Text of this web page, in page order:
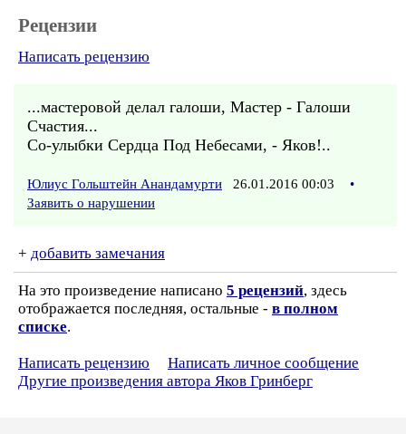
Рецензии
Написать рецензию
...мастеровой делал галоши, Мастер - Галоши
Счастия...
Со-улыбки Сердца Под Небесами, - Яков!..
Юлиус Гольштейн Анандамурти 26.01.2016 00:03
•
Заявить о нарушении
+ добавить замечания
На это произведение написано 5 рецензий, здесь
отображается последняя, остальные - в полном
списке.
Написать рецензию
Написать личное сообщение
Другие произведения автора Яков Гринберг